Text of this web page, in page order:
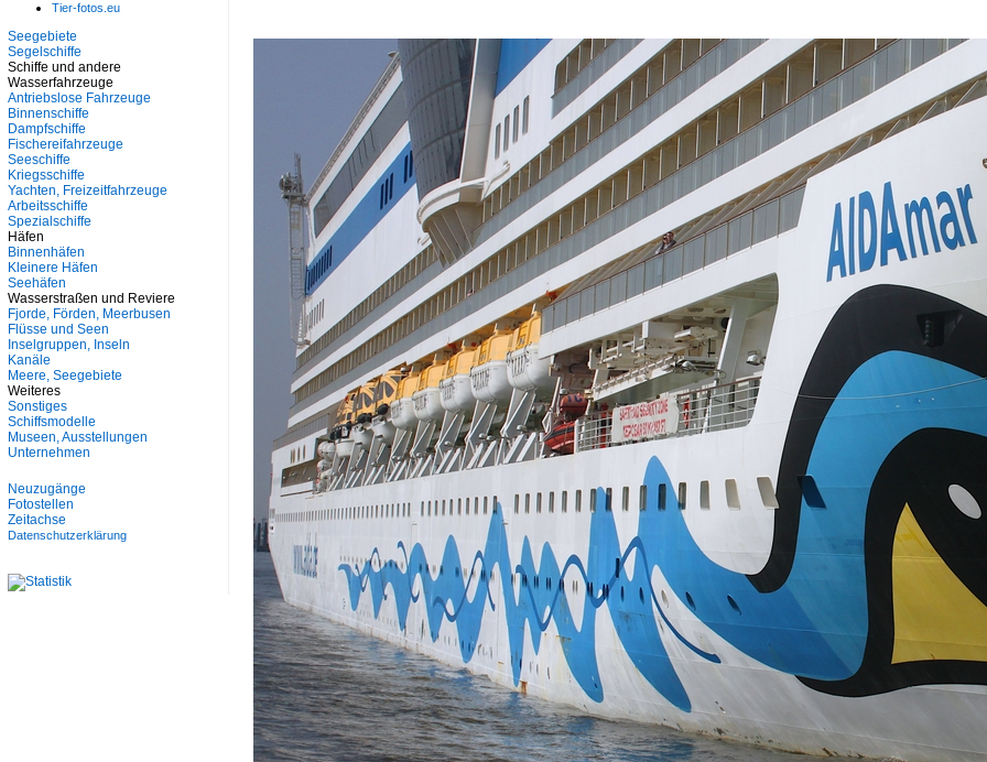
Tier-fotos.eu
Seegebiete
Segelschiffe
Schiffe und andere
Wasserfahrzeuge
Antriebslose Fahrzeuge
Binnenschiffe
Dampfschiffe
Fischereifahrzeuge
Seeschiffe
Kriegsschiffe
Yachten, Freizeitfahrzeuge
Arbeitsschiffe
Spezialschiffe
Häfen
Binnenhäfen
Kleinere Häfen
Seehäfen
Wasserstraßen und Reviere
Fjorde, Förden, Meerbusen
Flüsse und Seen
Inselgruppen, Inseln
Kanäle
Meere, Seegebiete
Weiteres
Sonstiges
Schiffsmodelle
Museen, Ausstellungen
Unternehmen
Neuzugänge
Fotostellen
Zeitachse
Datenschutzerklärung